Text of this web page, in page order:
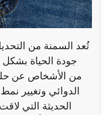
تُعد السمنة من
جودة الحياة بشكل
من الأشخاص عن
الدوائي وتغيير
الحديثة التي